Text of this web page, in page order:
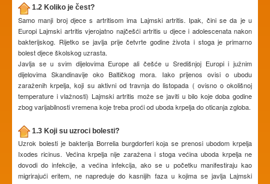
1.2 Koliko je čest?
Samo manji broj djece s artritisom ima Lajmski artritis. Ipak, čini se da je u
Europi Lajmski artritis vjerojatno najčešći artritis u djece i adolescenata nakon
bakterijskog. Rijetko se javlja prije četvrte godine života i stoga je primarno
bolest djece školskog uzrasta.
Javlja se u svim dijelovima Europe ali češće u Središnjoj Europi i južnim
dijelovima Skandinavije oko Baltičkog mora. Iako prijenos ovisi o ubodu
zaraženih krpelja, koji su aktivni od travnja do listopada ( ovisno o okolišnoj
temperature i vlažnosti) Lajmski artritis može se javiti u bilo koje doba godine
zbog varijabilnosti vremena koje treba proći od uboda krpelja do oticanja zgloba.
1.3 Koji su uzroci bolesti?
Uzrok bolesti je bakterija Borrelia burgdorferi koja se prenosi ubodom krpelja
Ixodes ricinus. Većina krpelja nije zaražena i stoga većina uboda krpelja ne
dovodi do infekcije, a većina infekcija, ako se u početku manifestiraju kao
migrirajući eritem, ne napreduje do kasnijih faza u kojima se javlja Lajmski